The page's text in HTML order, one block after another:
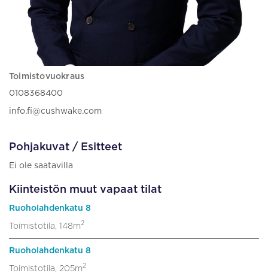
Toimistovuokraus
0108368400
info.fi@cushwake.com
Pohjakuvat / Esitteet
Ei ole saatavilla
Kiinteistön muut vapaat tilat
Ruoholahdenkatu 8
Toimistotila, 148m2
Ruoholahdenkatu 8
Toimistotila, 205m2